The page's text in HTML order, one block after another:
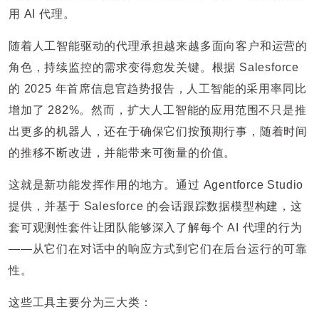
用 AI 代理。
随着人工智能驱动的代理承担越来越多面向客户和运营的
角色，持续监控的需求变得愈发关键。根据 Salesforce
的 2025 年首席信息官趋势报告，人工智能的采用率同比
增加了 282%。然而，扩大人工智能的应用范围不只是推
出更多的机器人，还在于确保它们按预期行事，随着时间
的推移不断改进，并能带来可衡量的价值。
这就是新功能发挥作用的地方。通过 Agentforce Studio
提供，并基于 Salesforce 的会话跟踪数据模型构建，这
套可观测性套件让团队能够深入了解每个 AI 代理的行为
——从它们在对话中的响应方式到它们在后台运行的可靠
性。
这些工具主要分为三大类：